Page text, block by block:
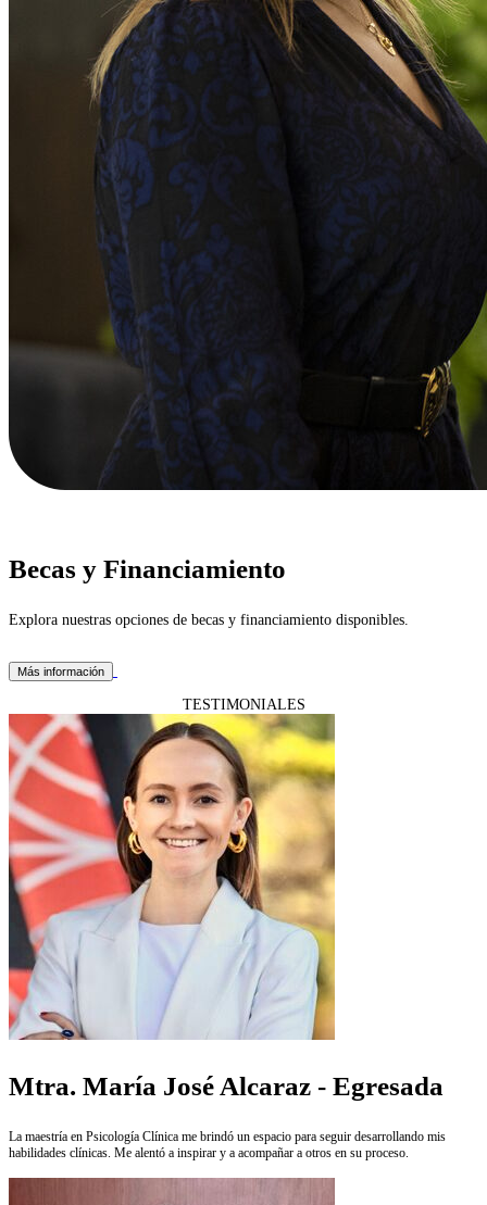
Becas y Financiamiento
Explora nuestras opciones de becas y financiamiento disponibles.
Más información
TESTIMONIALES
Mtra. María José Alcaraz - Egresada
La maestría en Psicología Clínica me brindó un espacio para seguir desarrollando mis
habilidades clínicas. Me alentó a inspirar y a acompañar a otros en su proceso.